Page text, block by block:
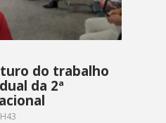
do trabalho
da 2ª